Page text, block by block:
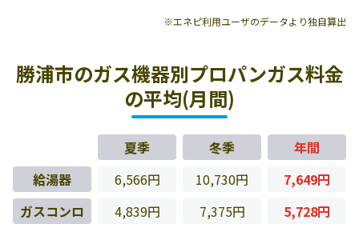
※エネピ利用ユーザのデータより独自算出
勝浦市のガス機器別プロパンガス料金
の平均(月間)
夏季 冬季
年間
給湯器
6,566円 10,730円
7,649円
ガスコンロ
4,839円 7,375円 5,728円